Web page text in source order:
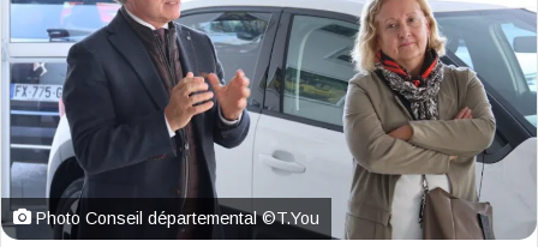
Photo Conseil départemental ©T.You